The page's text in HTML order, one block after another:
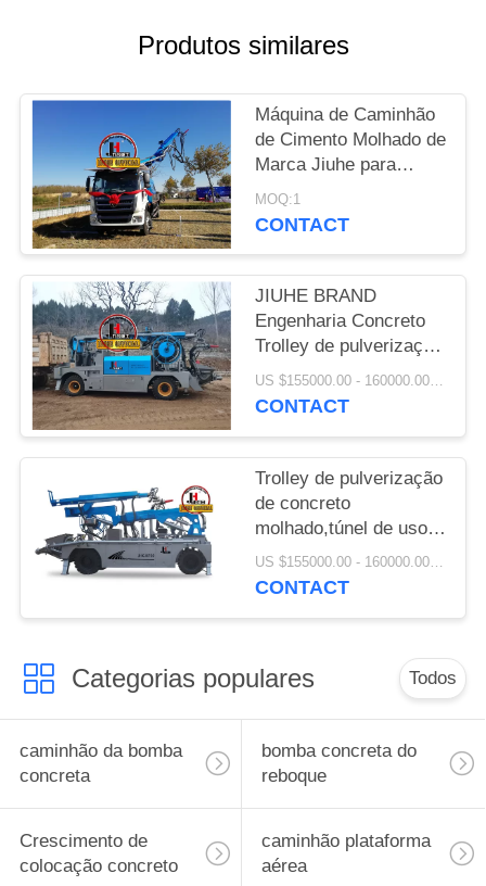
SITE
POLÍTICA
DE
PRIVACIDADE
Produtos similares
Máquina de Caminhão
de Cimento Molhado de
Marca Jiuhe para
Venda
MOQ:1
CONTACT
JIUHE BRAND
Engenharia Concreto
Trolley de pulverização
molhada para túnel
US $155000.00 - 160000.00/ Set MOQ:1
CONTACT
Trolley de pulverização
de concreto
molhado,túnel de uso
de concreto molhado
de pulverização
US $155000.00 - 160000.00/ Set MOQ:1
CONTACT
Categorias populares Todos
caminhão da bomba
concreta
bomba concreta do
reboque
Crescimento de
colocação concreto
caminhão plataforma
aérea